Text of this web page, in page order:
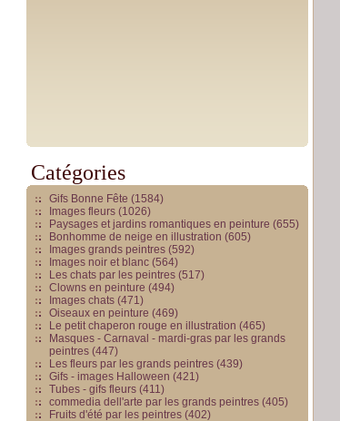
Catégories
Gifs Bonne Fête (1584)
Images fleurs (1026)
Paysages et jardins romantiques en peinture (655)
Bonhomme de neige en illustration (605)
Images grands peintres (592)
Images noir et blanc (564)
Les chats par les peintres (517)
Clowns en peinture (494)
Images chats (471)
Oiseaux en peinture (469)
Le petit chaperon rouge en illustration (465)
Masques - Carnaval - mardi-gras par les grands
peintres (447)
Les fleurs par les grands peintres (439)
Gifs - images Halloween (421)
Tubes - gifs fleurs (411)
commedia dell'arte par les grands peintres (405)
Fruits d'été par les peintres (402)